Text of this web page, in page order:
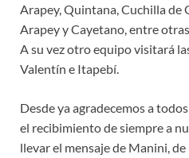
Arapey, Quintana, Cuchilla de
Arapey y Cayetano, entre
A su vez otro equipo visitará
Valentín e Itapebí.
Desde ya agradecemos a
el recibimiento de siempre a
llevar el mensaje de Manini,